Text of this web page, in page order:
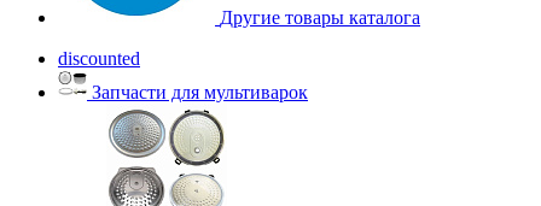
Другие товары каталога
discounted
Запчасти для мультиварок